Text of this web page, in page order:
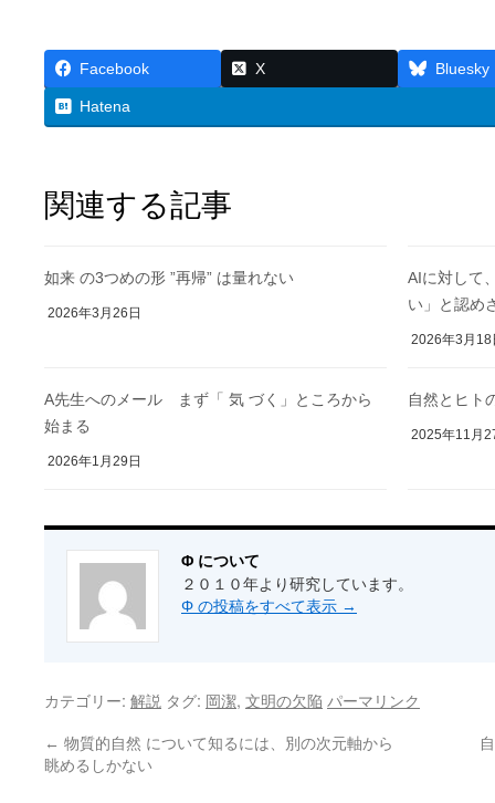
Facebook X Bluesky
Hatena
関連する記事
如来 の3つめの形 ”再帰” は量れない
2026年3月26日
AIに対して
い」と認め
2026年3月18
A先生へのメール まず「 気 づく」ところから
始まる
2026年1月29日
自然とヒト
2025年11月
Φ について
２０１０年より研究しています。
Φ の投稿をすべて表示 →
カテゴリー: 解説 タグ: 岡潔, 文明の欠陥 パーマリンク
← 物質的自然 について知るには、別の次元軸から
眺めるしかない